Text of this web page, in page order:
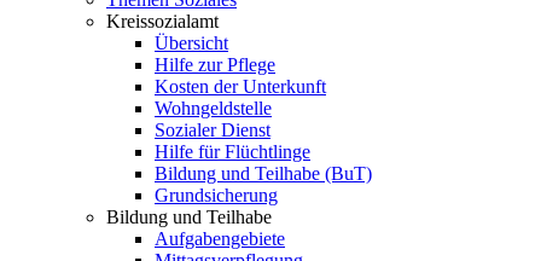
Kreissozialamt
Übersicht
Hilfe zur Pflege
Kosten der Unterkunft
Wohngeldstelle
Sozialer Dienst
Hilfe für Flüchtlinge
Bildung und Teilhabe (BuT)
Grundsicherung
Bildung und Teilhabe
Aufgabengebiete